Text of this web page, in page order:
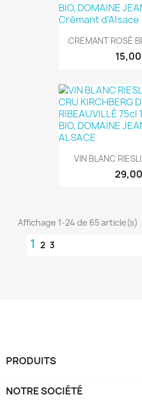
CREMANT ROSÉ
VIN BLANC
Affichage 1-24 de 65 article(s)
1 2 3
PRODUITS
NOTRE SOCIÉTÉ